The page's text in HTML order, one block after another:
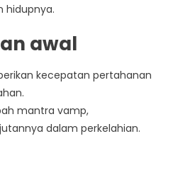
hidupnya.
awal
kecepatan pertahanan
mantra vamp,
dalam perkelahian.